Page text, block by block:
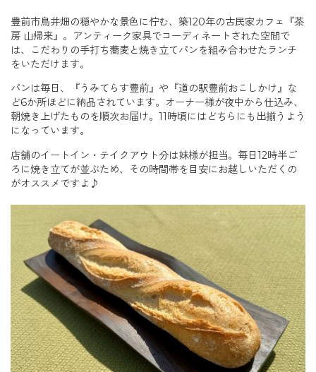
豊前市鳥井畑の穏やかな景色に佇む、築120年の古民家カフェ『茶
房 山帰来』。アンティーク家具でコーディネートされた空間で
は、こだわりの手打ち蕎麦と焼き立てパンを組み合わせたランチ
をいただけます。
パンは毎日、『うみてらす豊前』や『道の駅豊前おこしかけ』な
ど6か所ほどに納品されています。オーナー様が夜中から仕込み、
朝焼き上げたものを順次お届け。11時頃にはどちらにも出揃うよう
になっています。
店舗のイートイン・テイクアウト分は妹様が担当。毎日12時半ご
ろに焼き立てが並ぶため、その時間帯を目安にお越しいただくの
がオススメですよ♪